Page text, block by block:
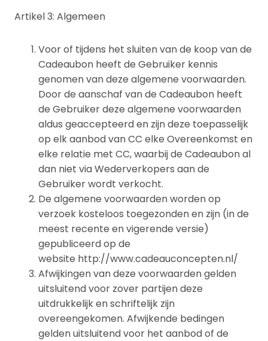
Artikel 3: Algemeen
Voor of tijdens het sluiten van de koop van de
Cadeaubon heeft de Gebruiker kennis
genomen van deze algemene voorwaarden.
Door de aanschaf van de Cadeaubon heeft
de Gebruiker deze algemene voorwaarden
aldus geaccepteerd en zijn deze toepasselijk
op elk aanbod van CC elke Overeenkomst en
elke relatie met CC, waarbij de Cadeaubon al
dan niet via Wederverkopers aan de
Gebruiker wordt verkocht.
De algemene voorwaarden worden op
verzoek kosteloos toegezonden en zijn (in de
meest recente en vigerende versie)
gepubliceerd op de
website http://www.cadeauconcepten.nl/
Afwijkingen van deze voorwaarden gelden
uitsluitend voor zover partijen deze
uitdrukkelijk en schriftelijk zijn
overeengekomen. Afwijkende bedingen
gelden uitsluitend voor het aanbod of de